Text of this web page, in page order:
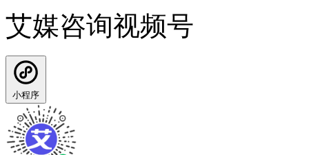
艾媒咨询视频号
小程序